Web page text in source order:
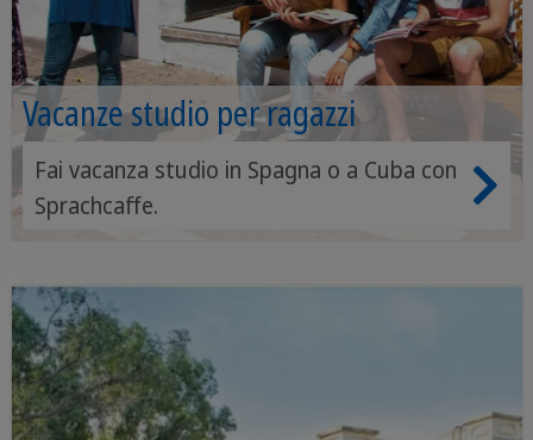
Vacanze studio per ragazzi
Fai vacanza studio in Spagna o a Cuba con
Sprachcaffe.